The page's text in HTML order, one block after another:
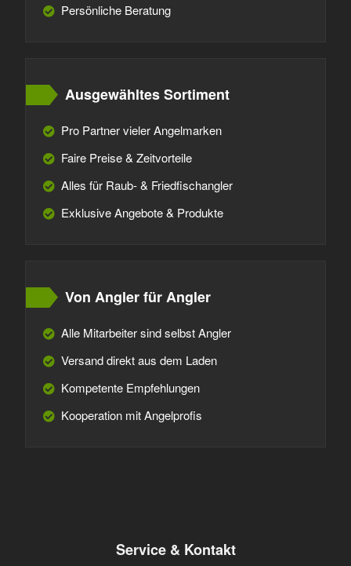
Persönliche Beratung
Ausgewähltes Sortiment
Pro Partner vieler Angelmarken
Faire Preise & Zeitvorteile
Alles für Raub- & Friedfischangler
Exklusive Angebote & Produkte
Von Angler für Angler
Alle Mitarbeiter sind selbst Angler
Versand direkt aus dem Laden
Kompetente Empfehlungen
Kooperation mit Angelprofis
Service & Kontakt